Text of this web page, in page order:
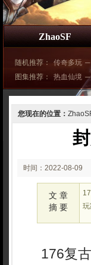
ZhaoSF
随机推荐： 传奇多玩 ─
图集推荐：
热血仙境 ─
您现在的位置：
时间：2022-08-09
02:32:17
文 章
摘 要
176复古